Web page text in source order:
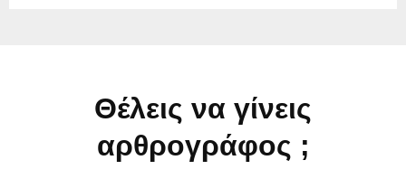
Θέλεις να γίνεις
αρθρογράφος ;